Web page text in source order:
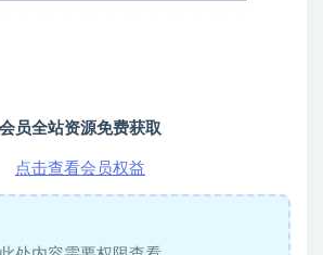
会员全站资源免费获取
点击查看会员权益